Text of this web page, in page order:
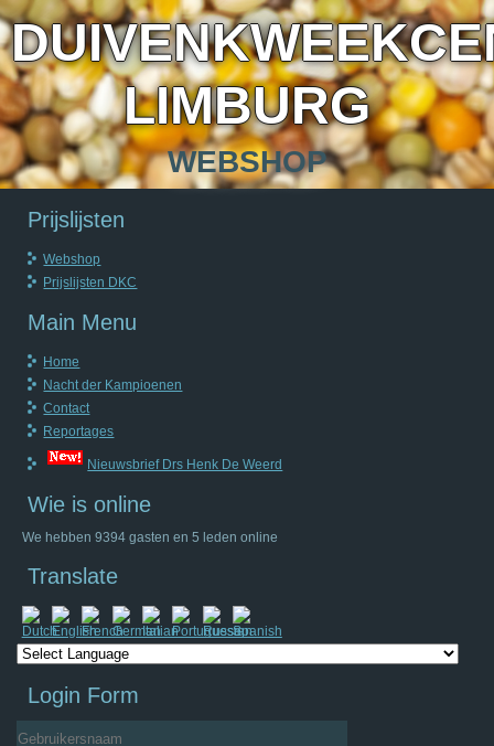
LIMBURG
WEBSHOP
Prijslijsten
Webshop
Prijslijsten DKC
Main Menu
Home
Nacht der Kampioenen
Contact
Reportages
Nieuwsbrief Drs Henk De Weerd
Wie is online
We hebben 9394 gasten en 5 leden online
Translate
Login Form